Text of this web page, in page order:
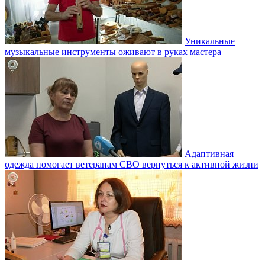
Уникальные
музыкальные инструменты оживают в руках мастера
Адаптивная
одежда помогает ветеранам СВО вернуться к активной жизни